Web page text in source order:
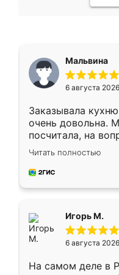
Мальвина
6 августа 2026
Заказывала
очень довольна.
посчитала, на
Замерщик
делу со всей
за день, ребята
Читать полностью
Игорь М.
6 августа 2026
На самом деле в